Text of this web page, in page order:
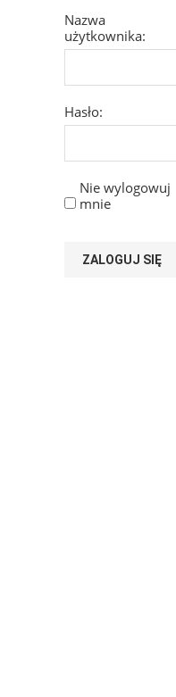
Nazwa
użytkownika:
Hasło:
Nie wylogowuj
mnie
ZALOGUJ SIĘ